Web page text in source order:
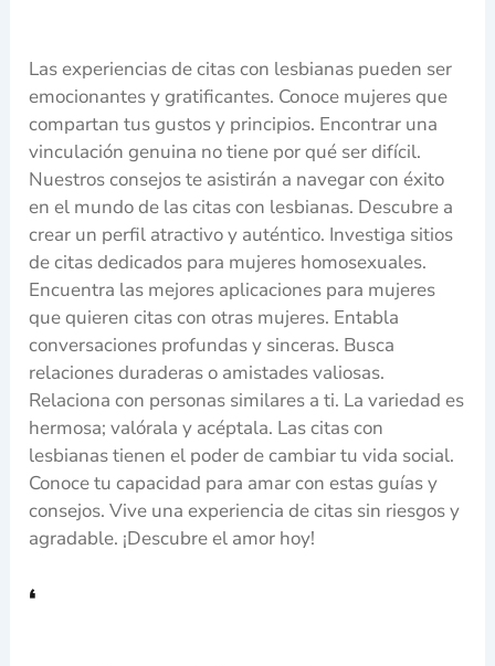
Las experiencias de citas con lesbianas pueden ser
emocionantes y gratificantes. Conoce mujeres que
compartan tus gustos y principios. Encontrar una
vinculación genuina no tiene por qué ser difícil.
Nuestros consejos te asistirán a navegar con éxito
en el mundo de las citas con lesbianas. Descubre a
crear un perfil atractivo y auténtico. Investiga sitios
de citas dedicados para mujeres homosexuales.
Encuentra las mejores aplicaciones para mujeres
que quieren citas con otras mujeres. Entabla
conversaciones profundas y sinceras. Busca
relaciones duraderas o amistades valiosas.
Relaciona con personas similares a ti. La variedad es
hermosa; valórala y acéptala. Las citas con
lesbianas tienen el poder de cambiar tu vida social.
Conoce tu capacidad para amar con estas guías y
consejos. Vive una experiencia de citas sin riesgos y
agradable. ¡Descubre el amor hoy!
‘